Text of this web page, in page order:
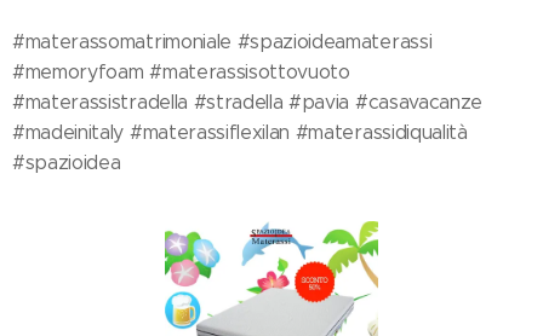
#materassomatrimoniale #spazioideamaterassi
#memoryfoam #materassisottovuoto
#materassistradella #stradella #pavia #casavacanze
#madeinitaly #materassiflexilan #materassidiqualità
#spazioidea